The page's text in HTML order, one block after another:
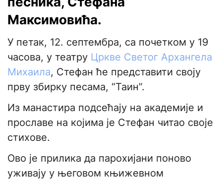
Максимовића.
У петак, 12. септембра, са почетком у 19
часова, у театру Цркве Светог Архангела
Михаила, Стефан ће представити своју
прву збирку песама, “Таин”.
Из манастира подсећају на академије и
прославе на којима је Стефан читао своје
стихове.
Ово је прилика да парохијани поново
уживају у његовом књижевном